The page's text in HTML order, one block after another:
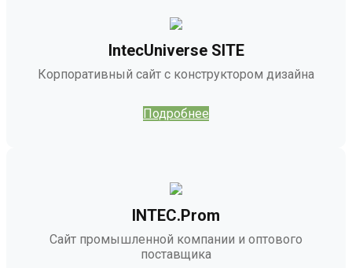
IntecUniverse SITE
Корпоративный сайт с конструктором дизайна
Подробнее
INTEC.Prom
Сайт промышленной компании и оптового
поставщика